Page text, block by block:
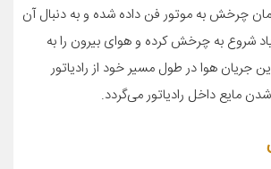
چرخش به موتور فن داده شده و به دنبال آن
شروع به چرخش کرده و هوای بیرون را به
هوا در طول مسیر خود از رادیاتور
مایع داخل رادیاتور می‌گردد.